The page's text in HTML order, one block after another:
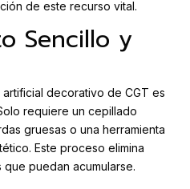
de este recurso vital.
Sencillo y
decorativo de CGT es
requiere un cepillado
gruesas o una herramienta
Este proceso elimina
puedan acumularse.